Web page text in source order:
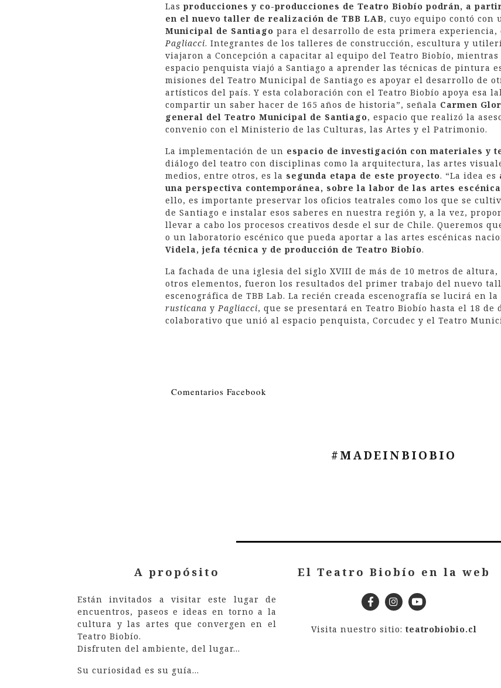
Las producciones y co-producciones de Teatro Biobío podrán, a
en el nuevo taller de realización de TBB LAB, cuyo equipo contó con
Municipal de Santiago para el desarrollo de esta primera experiencia,
Pagliacci. Integrantes de los talleres de construcción, escultura y
viajaron a Concepción a capacitar al equipo del Teatro Biobío,
espacio penquista viajó a Santiago a aprender las técnicas de pintura
misiones del Teatro Municipal de Santiago es apoyar el desarrollo de
artísticos del país. Y esta colaboración con el Teatro Biobío apoya esa
compartir un saber hacer de 165 años de historia”, señala Carmen
general del Teatro Municipal de Santiago, espacio que realizó la
convenio con el Ministerio de las Culturas, las Artes y el Patrimonio.
La implementación de un espacio de investigación con materiales y
diálogo del teatro con disciplinas como la arquitectura, las artes
medios, entre otros, es la segunda etapa de este proyecto. “La idea es
una perspectiva contemporánea, sobre la labor de las artes
ello, es importante preservar los oficios teatrales como los que se
de Santiago e instalar esos saberes en nuestra región y, a la vez,
llevar a cabo los procesos creativos desde el sur de Chile. Queremos
o un laboratorio escénico que pueda aportar a las artes escénicas
Videla, jefa técnica y de producción de Teatro Biobío.
La fachada de una iglesia del siglo XVIII de más de 10 metros de
otros elementos, fueron los resultados del primer trabajo del nuevo
escenográfica de TBB Lab. La recién creada escenografía se lucirá en
rusticana yPagliacci, que se presentará en Teatro Biobío hasta el 18
colaborativo que unió al espacio penquista, Corcudec y el Teatro
Comentarios Facebook
#MADEINBIOBIO
A propósito
Están invitados a visitar este lugar de
encuentros, paseos e ideas en torno a la
cultura y las artes que convergen en el
Teatro Biobío.
Disfruten del ambiente, del lugar…
Su curiosidad es su guía…
El Teatro Biobío en la web
Visita nuestro sitio: teatrobiobio.cl